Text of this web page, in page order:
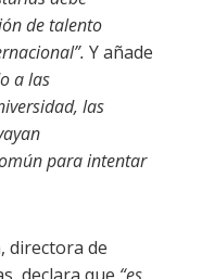
de talento
Y añade
a las
las
para intentar
directora de